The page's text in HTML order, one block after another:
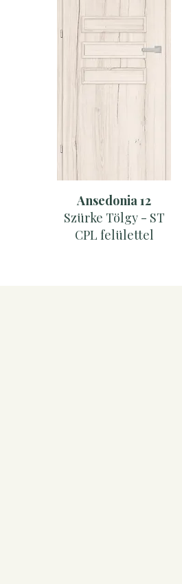
Ansedonia 12
Szürke Tölgy - ST
CPL felülettel